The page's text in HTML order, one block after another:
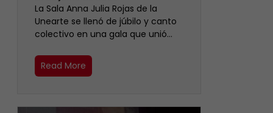
​La Sala Anna Julia Rojas de la
Unearte se llenó de júbilo y canto
colectivo en una gala que unió…
Read More